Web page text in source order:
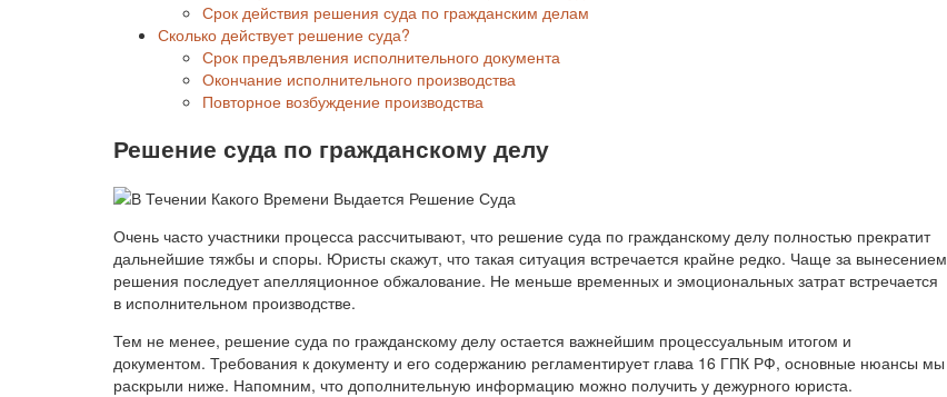
Срок действия решения суда по гражданским делам
Сколько действует решение суда?
Срок предъявления исполнительного документа
Окончание исполнительного производства
Повторное возбуждение производства
Решение суда по гражданскому делу
Очень часто участники процесса рассчитывают, что решение суда по гражданскому делу полностью прекратит
дальнейшие тяжбы и споры. Юристы скажут, что такая ситуация встречается крайне редко. Чаще за вынесением
решения последует апелляционное обжалование. Не меньше временных и эмоциональных затрат встречается
в исполнительном производстве.
Тем не менее, решение суда по гражданскому делу остается важнейшим процессуальным итогом и
документом. Требования к документу и его содержанию регламентирует глава 16 ГПК РФ, основные нюансы мы
раскрыли ниже. Напомним, что дополнительную информацию можно получить у дежурного юриста.